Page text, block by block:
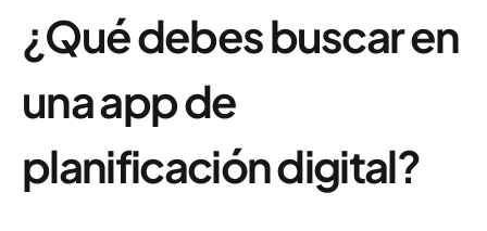
¿Qué debes buscar en
una app de
planificación digital?